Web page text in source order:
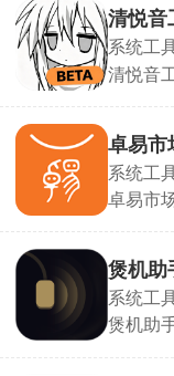
都能搬
录一起
用OTG
份到U
清悦音
系统工
清悦音
工具。
巧不占
常小工
卓易市
系统工
卓易市
本，有
戏，在
具分辨
机、寻
煲机助
系统工
煲机助